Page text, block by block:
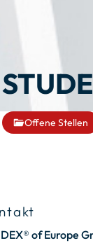
Offene Stellen
of Europe